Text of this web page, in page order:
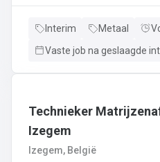
het realiseren van onze
dagelijkse leiding van
Interim Metaal
Vaste job na geslaagde
Technieker
Izegem
Izegem, België